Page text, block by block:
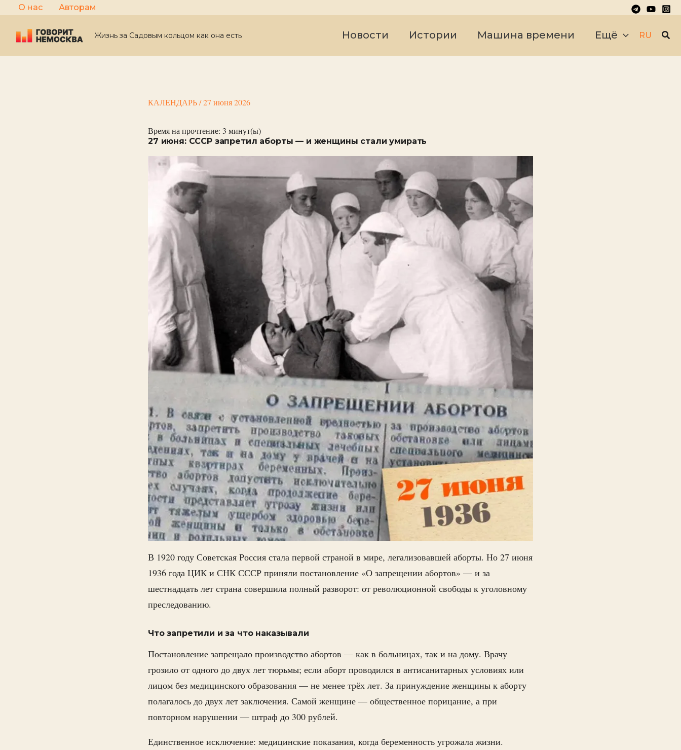
Перейти
к
содержимому
О нас Авторам
Жизнь за Садовым кольцом как она есть Новости Истории Машина времени Ещё RU
КАЛЕНДАРЬ/27 июня 2026
Время на прочтение: 3 минут(ы)
27 июня: СССР запретил аборты — и женщины стали умирать
В 1920 году Советская Россия стала первой страной в мире, легализовавшей аборты. Но 27 июня
1936 года ЦИК и СНК СССР приняли постановление «О запрещении абортов» — и за
шестнадцать лет страна совершила полный разворот: от революционной свободы к уголовному
преследованию.
Что запретили и за что наказывали
Постановление запрещало производство абортов — как в больницах, так и на дому. Врачу
грозило от одного до двух лет тюрьмы; если аборт проводился в антисанитарных условиях или
лицом без медицинского образования — не менее трёх лет. За принуждение женщины к аборту
полагалось до двух лет заключения. Самой женщине — общественное порицание, а при
повторном нарушении — штраф до 300 рублей.
Единственное исключение: медицинские показания, когда беременность угрожала жизни.